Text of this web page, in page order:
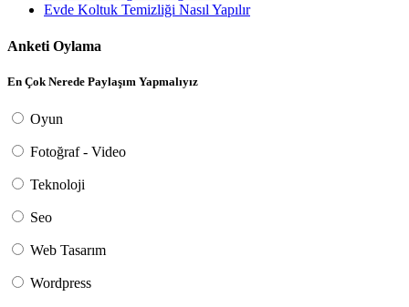
Evde Koltuk Temizliği Nasıl Yapılır
Anketi Oylama
En Çok Nerede Paylaşım Yapmalıyız
Oyun
Fotoğraf - Video
Teknoloji
Seo
Web Tasarım
Wordpress